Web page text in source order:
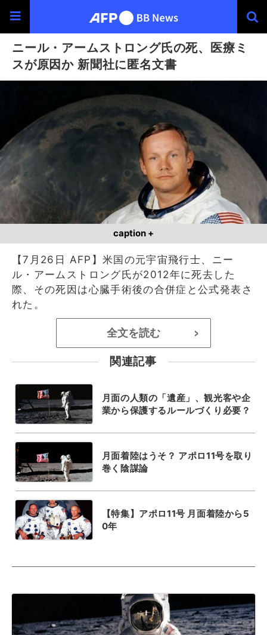
ニール・アームストロング氏の死、医療ミ
スが原因か 新聞社に匿名文書
caption +
【7月26日 AFP】米国の元宇宙飛行士、ニー
ル・アームストロング氏が2012年に死去した
際、その死因は心臓手術後の合併症と公式発表さ
れた。
全文を読む >
関連記事
月面の人類の「遺産」、観光客や企
業から保護するルールづくり必要？
月面着陸はうそ？ アポロ11号を取り
巻く陰謀論
【特集】アポロ11号 月面着陸から5
0年